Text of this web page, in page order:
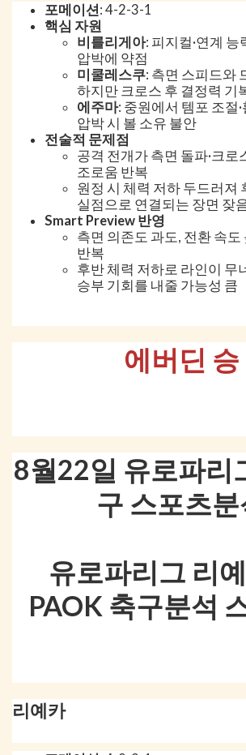
포메이션: 4-2-3-1
핵심 자원
비를리게아: 피지컬·연계 능
압박에 약점
미쿨레스쿠: 측면 스피드와
하지만 크로스 후 결정력 기
에주마: 중원에서 템포 조절
압박 시 볼 소유 불안
전술적 문제점
공격 전개가 측면 돌파·크로
조로움 반복
원정 시 체력 저하 두드러져
실점으로 연결되는 장면 잦
Smart Preview 반영
측면 의존도 과도, 전환 속도
반복
후반 체력 저하로 라인이 무
승부 기회를 내줄 가능성 큼
에버딘 승
8월22일 유로파리
구 스포츠분
유로파리그 리
PAOK 축구분석
리예카